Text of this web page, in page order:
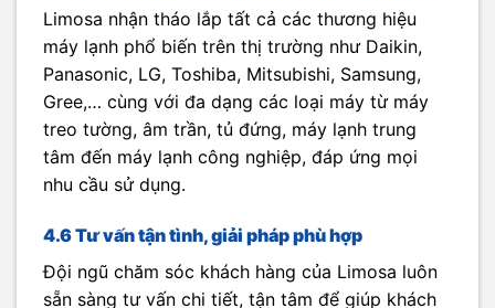
Limosa nhận tháo lắp tất cả các thương hiệu
máy lạnh phổ biến trên thị trường như Daikin,
Panasonic, LG, Toshiba, Mitsubishi, Samsung,
Gree,… cùng với đa dạng các loại máy từ máy
treo tường, âm trần, tủ đứng, máy lạnh trung
tâm đến máy lạnh công nghiệp, đáp ứng mọi
nhu cầu sử dụng.
4.6 Tư vấn tận tình, giải pháp phù hợp
Đội ngũ chăm sóc khách hàng của Limosa luôn
sẵn sàng tư vấn chi tiết, tận tâm để giúp khách